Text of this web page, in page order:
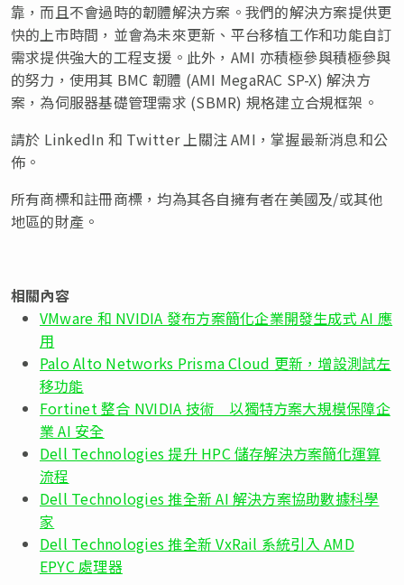
靠，而且不會過時的韌體解決方案。我們的解決方案提供更
快的上市時間，並會為未來更新、平台移植工作和功能自訂
需求提供強大的工程支援。此外，AMI 亦積極參與積極參與
的努力，使用其 BMC 韌體 (AMI MegaRAC SP-X) 解決方
案，為伺服器基礎管理需求 (SBMR) 規格建立合規框架。
請於 LinkedIn 和 Twitter 上關注 AMI，掌握最新消息和公
佈。
所有商標和註冊商標，均為其各自擁有者在美國及/或其他
地區的財產。
相關內容
VMware 和 NVIDIA 發布方案簡化企業開發生成式 AI 應
用
Palo Alto Networks Prisma Cloud 更新，增設測試左
移功能
Fortinet 整合 NVIDIA 技術 以獨特方案大規模保障企
業 AI 安全
Dell Technologies 提升 HPC 儲存解決方案簡化運算
流程
Dell Technologies 推全新 AI 解決方案協助數據科學
家
Dell Technologies 推全新 VxRail 系統引入 AMD
EPYC 處理器